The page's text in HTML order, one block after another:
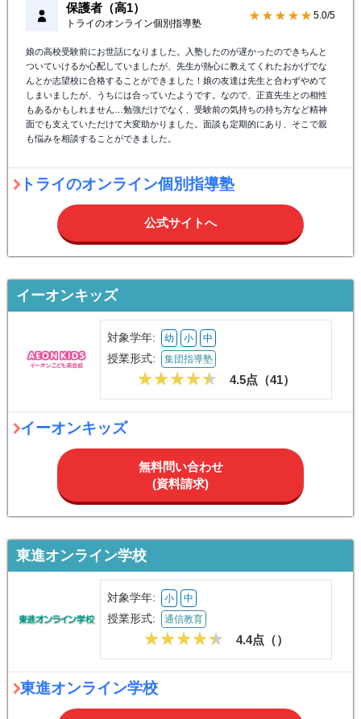
保護者（高1）
トライのオンライン個別指導塾
★★★★★ 5.0/5
娘の高校受験前にお世話になりました。入塾したのが遅かったのできちんと
ついていけるか心配していましたが、先生が熱心に教えてくれたおかげでな
んとか志望校に合格することができました！娘の友達は先生と合わずやめて
しまいましたが、うちには合っていたようです。なので、正直先生との相性
もあるかもしれません…勉強だけでなく、受験前の気持ちの持ち方など精神
面でも支えていただけて大変助かりました。面談も定期的にあり、そこで親
も悩みを相談することができました。
トライのオンライン個別指導塾
公式サイトへ
イーオンキッズ
対象学年: 幼 小 中
授業形式: 集団指導塾
4.5点（41）
イーオンキッズ
無料問い合わせ
(資料請求)
東進オンライン学校
対象学年: 小 中
授業形式: 通信教育
4.4点（）
東進オンライン学校